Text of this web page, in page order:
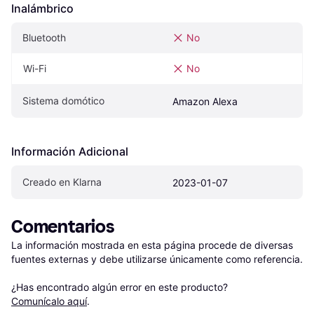
Inalámbrico
Bluetooth No
Wi-Fi No
Sistema domótico Amazon Alexa
Información Adicional
Creado en Klarna 2023-01-07
Comentarios
La información mostrada en esta página procede de diversas
fuentes externas y debe utilizarse únicamente como referencia.
¿Has encontrado algún error en este producto?
Comunícalo aquí.